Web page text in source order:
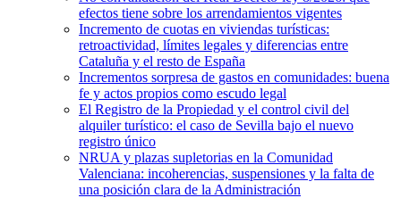
efectos tiene sobre los arrendamientos vigentes
Incremento de cuotas en viviendas turísticas:
retroactividad, límites legales y diferencias entre
Cataluña y el resto de España
Incrementos sorpresa de gastos en comunidades: buena
fe y actos propios como escudo legal
El Registro de la Propiedad y el control civil del
alquiler turístico: el caso de Sevilla bajo el nuevo
registro único
NRUA y plazas supletorias en la Comunidad
Valenciana: incoherencias, suspensiones y la falta de
una posición clara de la Administración